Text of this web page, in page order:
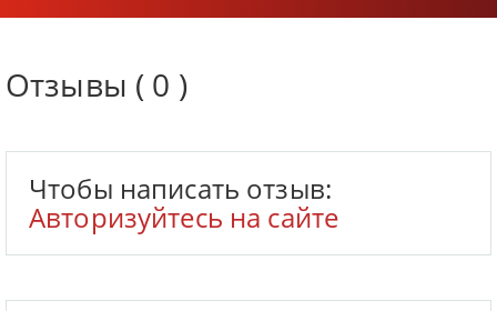
Отзывы ( 0 )
Чтобы написать отзыв:
Авторизуйтесь на сайте